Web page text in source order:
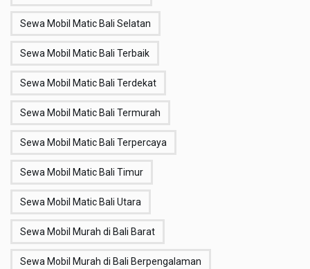
Sewa Mobil Matic Bali Selatan
Sewa Mobil Matic Bali Terbaik
Sewa Mobil Matic Bali Terdekat
Sewa Mobil Matic Bali Termurah
Sewa Mobil Matic Bali Terpercaya
Sewa Mobil Matic Bali Timur
Sewa Mobil Matic Bali Utara
Sewa Mobil Murah di Bali Barat
Sewa Mobil Murah di Bali Berpengalaman